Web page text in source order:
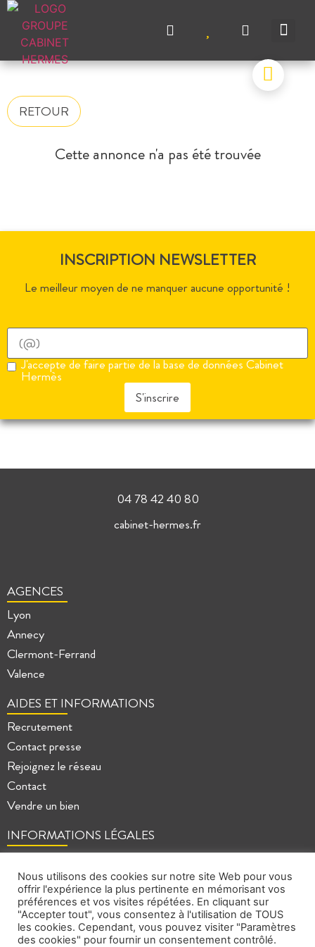
RETOUR
Cette annonce n'a pas été trouvée
INSCRIPTION NEWSLETTER
Le meilleur moyen de ne manquer aucune opportunité !
J'accepte de faire partie de la base de données Cabinet
Hermès
S'inscrire
04 78 42 40 80
cabinet-hermes.fr
AGENCES
Lyon
Annecy
Clermont-Ferrand
Valence
AIDES ET INFORMATIONS
Recrutement
Contact presse
Rejoignez le réseau
Contact
Vendre un bien
INFORMATIONS LÉGALES
Mentions légales
Politique de confidentialité
Plan du site
Nous utilisons des cookies sur notre site Web pour vous
offrir l'expérience la plus pertinente en mémorisant vos
préférences et vos visites répétées. En cliquant sur
"Accepter tout", vous consentez à l'utilisation de TOUS
les cookies. Cependant, vous pouvez visiter "Paramètres
des cookies" pour fournir un consentement contrôlé.